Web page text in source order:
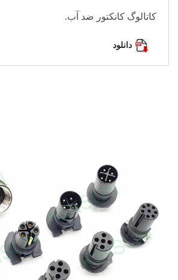
کاتالوگ کانکتور ضد آب.
دانلود